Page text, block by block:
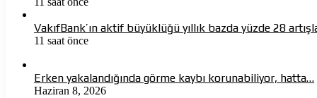
VakıfBank’ın aktif büyüklüğü yıllık bazda yüzde 28
11 saat önce
Erken yakalandığında görme kaybı korunabiliyor, hatta…
Haziran 8, 2026